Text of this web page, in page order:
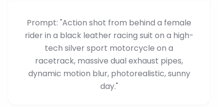
Prompt: "Action shot from behind a female
rider in a black leather racing suit on a high-
tech silver sport motorcycle on a
racetrack, massive dual exhaust pipes,
dynamic motion blur, photorealistic, sunny
day."